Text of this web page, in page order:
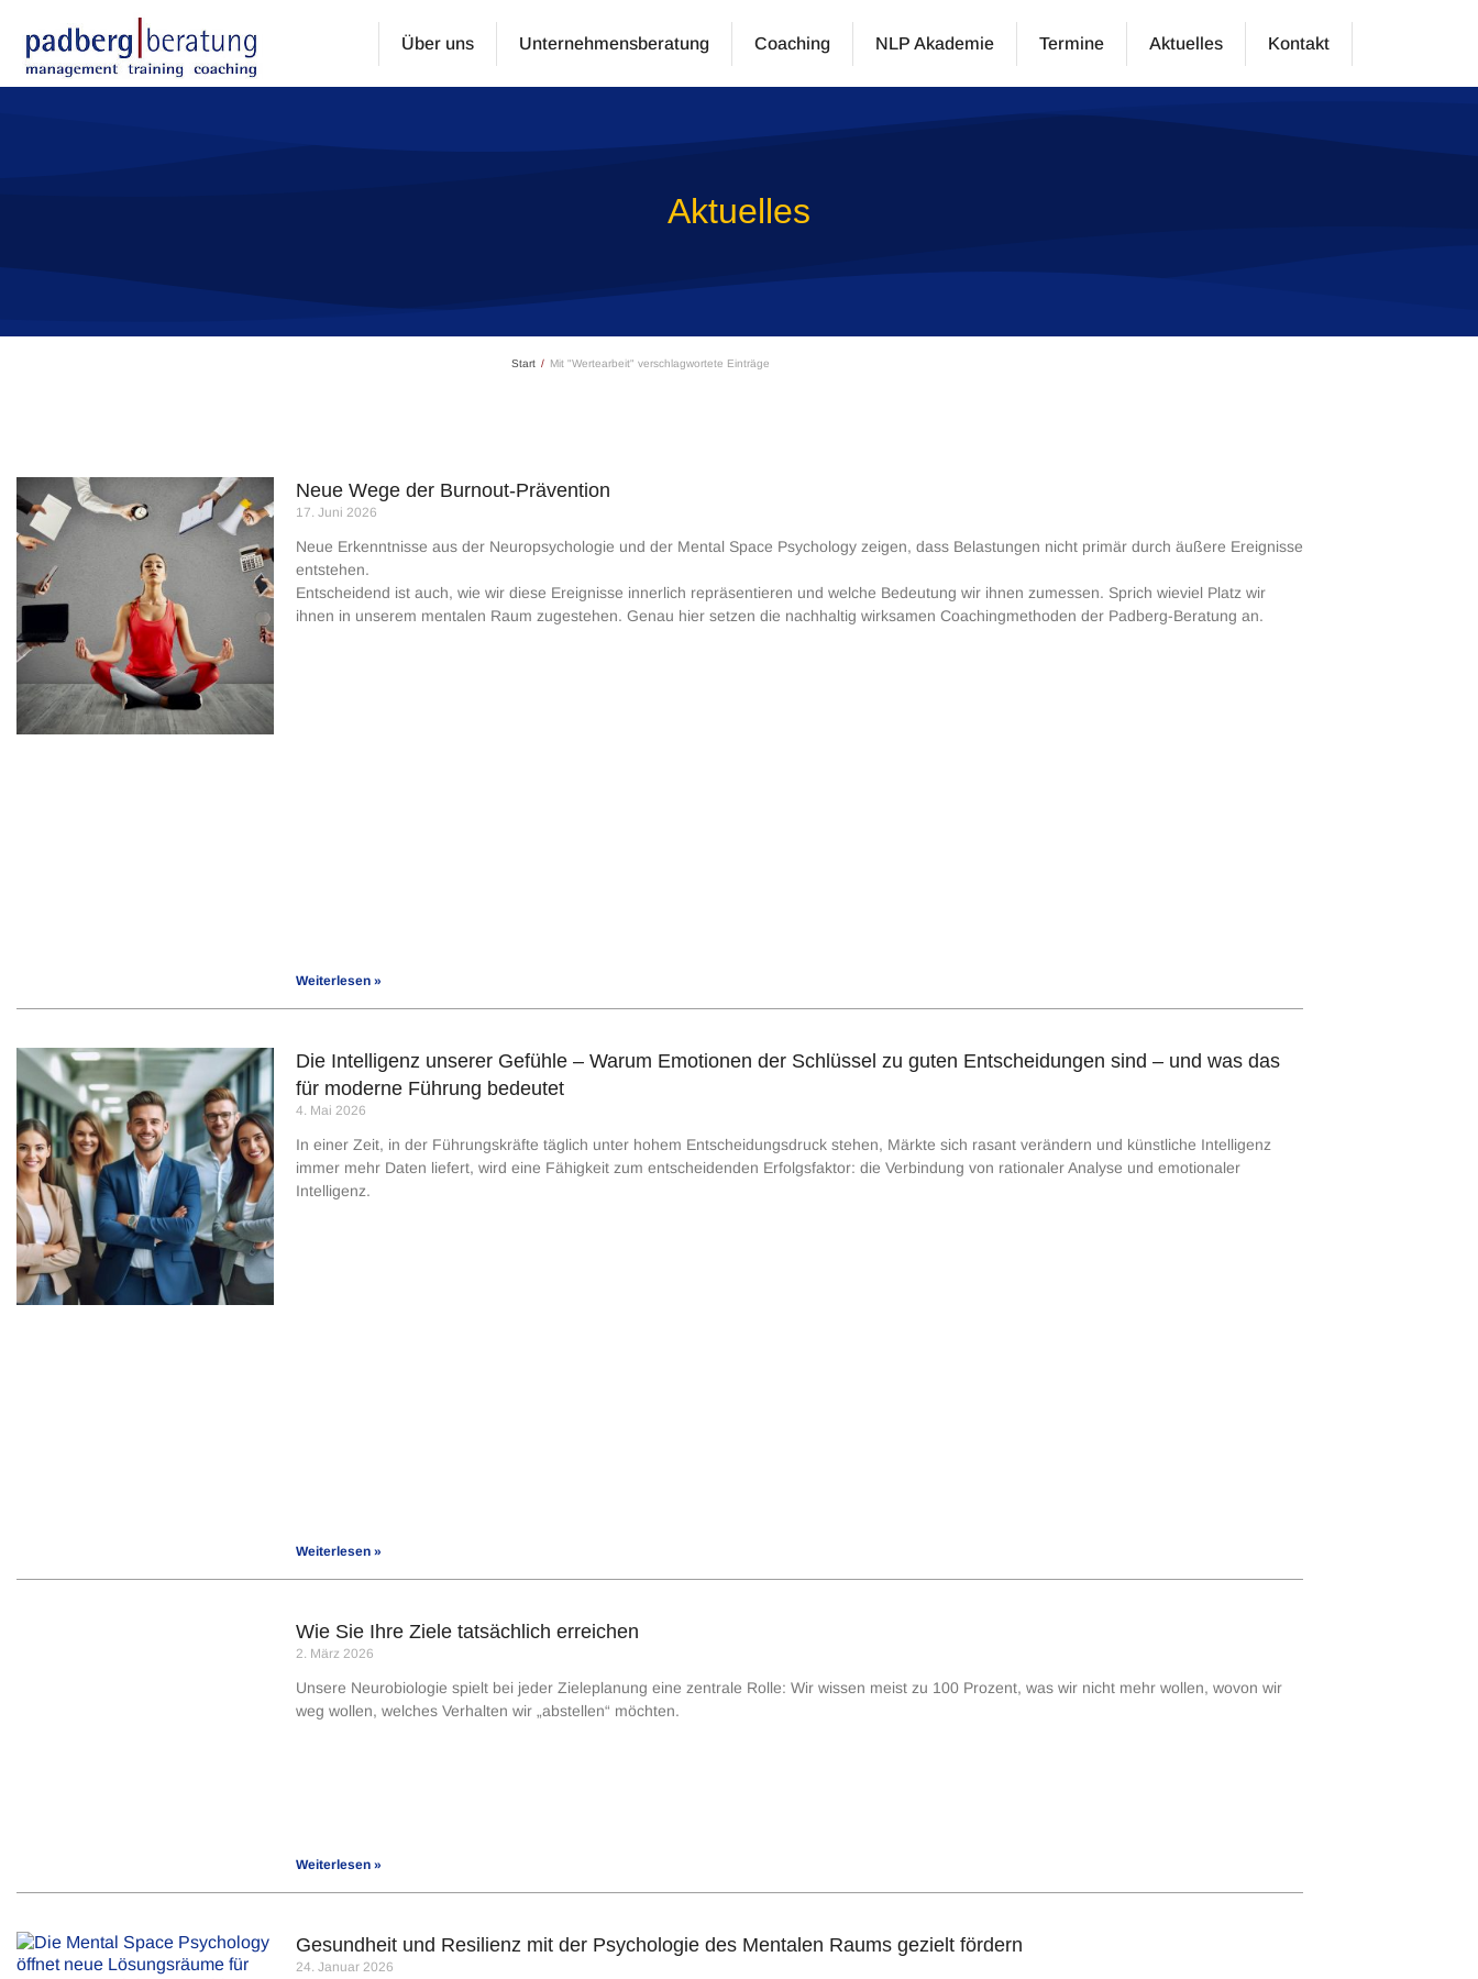
Über uns Unternehmensberatung Coaching NLP Akademie Termine Aktuelles Kontakt
Aktuelles
Start Mit "Wertearbeit" verschlagwortete Einträge
Neue Wege der Burnout-Prävention
17. Juni 2026
Neue Erkenntnisse aus der Neuropsychologie und der Mental Space Psychology zeigen, dass Belastungen nicht primär durch äußere Ereignisse
entstehen.
Entscheidend ist auch, wie wir diese Ereignisse innerlich repräsentieren und welche Bedeutung wir ihnen zumessen. Sprich wieviel Platz wir
ihnen in unserem mentalen Raum zugestehen. Genau hier setzen die nachhaltig wirksamen Coachingmethoden der Padberg-Beratung an.
Weiterlesen »
Die Intelligenz unserer Gefühle – Warum Emotionen der Schlüssel zu guten Entscheidungen sind – und was das
für moderne Führung bedeutet
4. Mai 2026
In einer Zeit, in der Führungskräfte täglich unter hohem Entscheidungsdruck stehen, Märkte sich rasant verändern und künstliche Intelligenz
immer mehr Daten liefert, wird eine Fähigkeit zum entscheidenden Erfolgsfaktor: die Verbindung von rationaler Analyse und emotionaler
Intelligenz.
Weiterlesen »
Wie Sie Ihre Ziele tatsächlich erreichen
2. März 2026
Unsere Neurobiologie spielt bei jeder Zieleplanung eine zentrale Rolle: Wir wissen meist zu 100 Prozent, was wir nicht mehr wollen, wovon wir
weg wollen, welches Verhalten wir „abstellen“ möchten.
Weiterlesen »
Gesundheit und Resilienz mit der Psychologie des Mentalen Raums gezielt fördern
24. Januar 2026